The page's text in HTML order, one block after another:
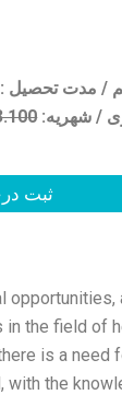
/ شهریه:0
ثبت
the field of
is a need
with the